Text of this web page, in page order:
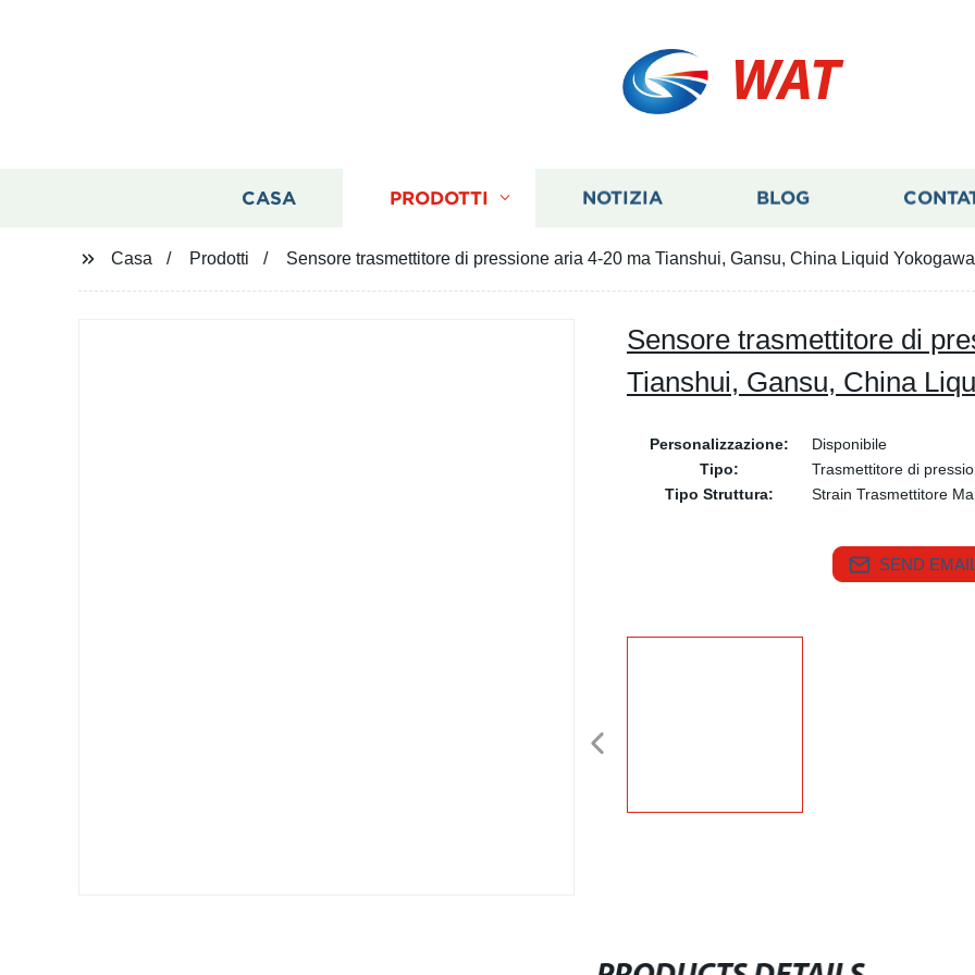
WAT
CASA PRODOTTI NOTIZIA BLOG
Casa Prodotti Sensore trasmettitore di pressione aria 4-20 ma Tianshui, Gansu, China Liquid Yokogawa
Sensore trasmettitore di
Tianshui, Gansu, China
Personalizzazione:
Disponibile
Tipo:
Trasmettitore di
Tipo Struttura:
Strain Trasmettitore
SEND